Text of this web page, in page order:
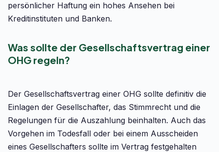
persönlicher Haftung ein hohes Ansehen bei
Kreditinstituten und Banken.
Was sollte der Gesellschaftsvertrag einer
OHG regeln?
Der Gesellschaftsvertrag einer OHG sollte definitiv die
Einlagen der Gesellschafter, das Stimmrecht und die
Regelungen für die Auszahlung beinhalten. Auch das
Vorgehen im Todesfall oder bei einem Ausscheiden
eines Gesellschafters sollte im Vertrag festgehalten